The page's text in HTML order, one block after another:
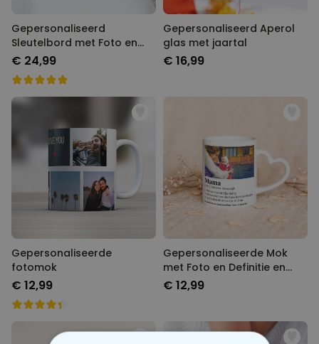
Gepersonaliseerd
Sleutelbord met Foto en
Tekst
€ 24,99
Gepersonaliseerd Aperol
glas met jaartal
€ 16,99
Gepersonaliseerde
fotomok
€ 12,99
Gepersonaliseerde Mok
met Foto en Definitie en
Hart-handvat
€ 12,99